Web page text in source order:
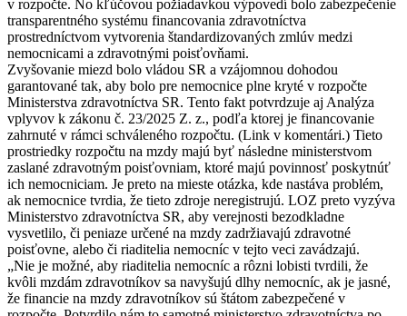
v rozpočte. No kľúčovou požiadavkou výpovedí bolo zabezpečenie
transparentného systému financovania zdravotníctva
prostredníctvom vytvorenia štandardizovaných zmlúv medzi
nemocnicami a zdravotnými poisťovňami.
Zvyšovanie miezd bolo vládou SR a vzájomnou dohodou
garantované tak, aby bolo pre nemocnice plne kryté v rozpočte
Ministerstva zdravotníctva SR. Tento fakt potvrdzuje aj Analýza
vplyvov k zákonu č. 23/2025 Z. z., podľa ktorej je financovanie
zahrnuté v rámci schváleného rozpočtu. (Link v komentári.) Tieto
prostriedky rozpočtu na mzdy majú byť následne ministerstvom
zaslané zdravotným poisťovniam, ktoré majú povinnosť poskytnúť
ich nemocniciam. Je preto na mieste otázka, kde nastáva problém,
ak nemocnice tvrdia, že tieto zdroje neregistrujú. LOZ preto vyzýva
Ministerstvo zdravotníctva SR, aby verejnosti bezodkladne
vysvetlilo, či peniaze určené na mzdy zadržiavajú zdravotné
poisťovne, alebo či riaditelia nemocníc v tejto veci zavádzajú.
„Nie je možné, aby riaditelia nemocníc a rôzni lobisti tvrdili, že
kvôli mzdám zdravotníkov sa navyšujú dlhy nemocníc, ak je jasné,
že financie na mzdy zdravotníkov sú štátom zabezpečené v